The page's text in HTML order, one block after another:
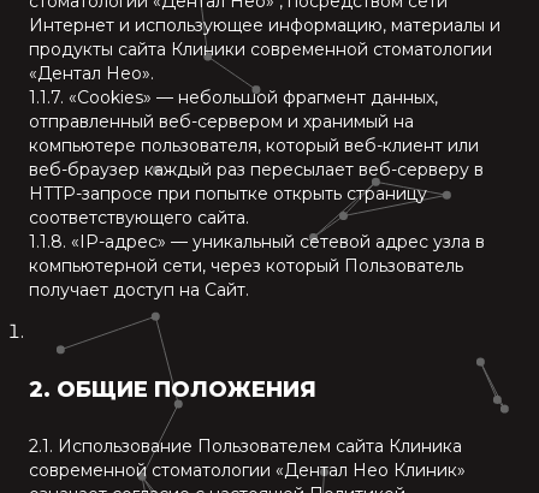
Интернет и использующее информацию, материалы и
продукты сайта Клиники современной стоматологии
«Дентал Нео».
1.1.7. «Cookies» — небольшой фрагмент данных,
отправленный веб-сервером и хранимый на
компьютере пользователя, который веб-клиент или
веб-браузер каждый раз пересылает веб-серверу в
HTTP-запросе при попытке открыть страницу
соответствующего сайта.
1.1.8. «IP-адрес» — уникальный сетевой адрес узла в
компьютерной сети, через который Пользователь
получает доступ на Сайт.
2. ОБЩИЕ ПОЛОЖЕНИЯ
2.1. Использование Пользователем сайта Клиника
современной стоматологии «Дентал Нео Клиник»